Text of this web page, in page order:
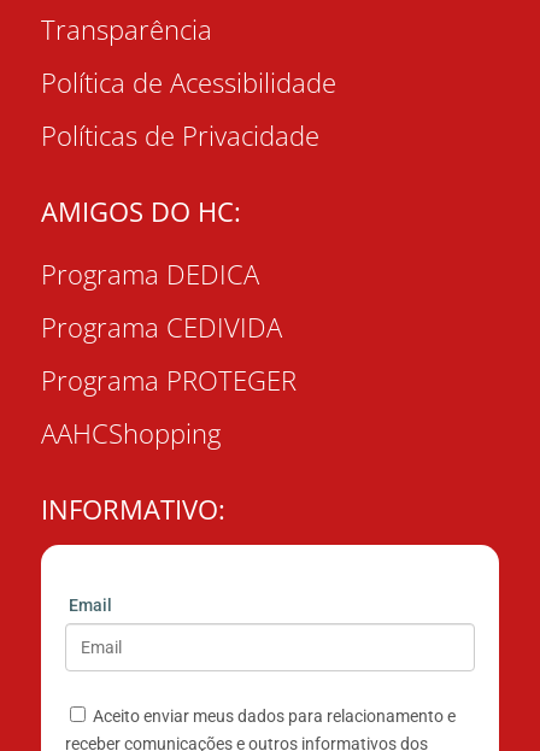
Transparência
Política de Acessibilidade
Políticas de Privacidade
AMIGOS DO HC:
Programa DEDICA
Programa CEDIVIDA
Programa PROTEGER
AAHCShopping
INFORMATIVO:
Email
Aceito enviar meus dados para relacionamento e
receber comunicações e outros informativos dos